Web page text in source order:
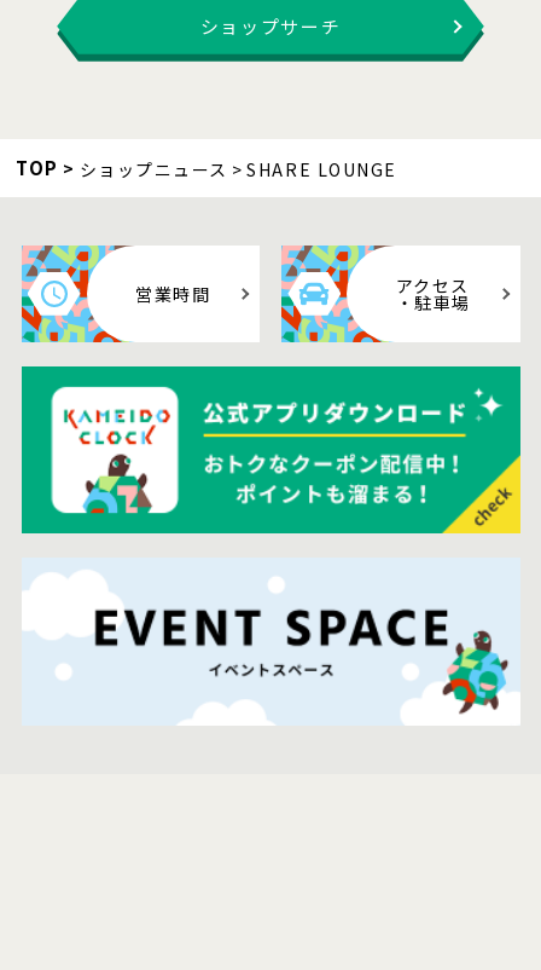
ショップサーチ
TOP ショップニュース SHARE LOUNGE
営業時間 アクセス
・駐車場